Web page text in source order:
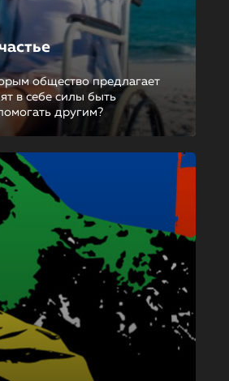
общество предлагает
в себе силы быть
другим?